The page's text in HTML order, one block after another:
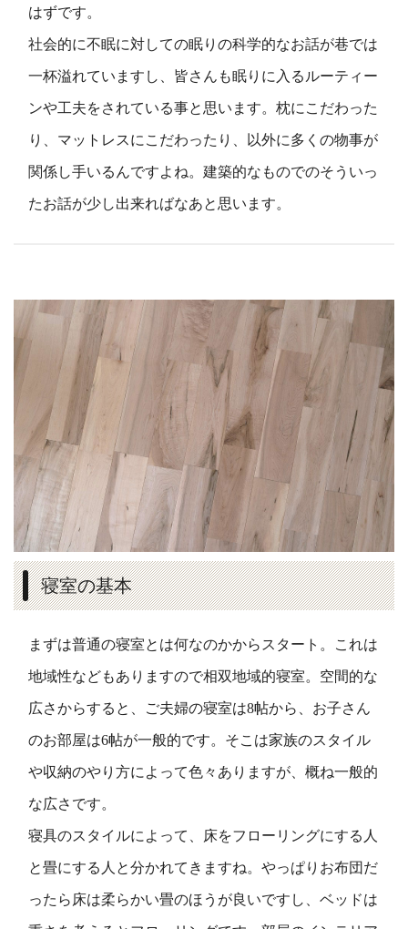
はずです。
社会的に不眠に対しての眠りの科学的なお話が巷では
一杯溢れていますし、皆さんも眠りに入るルーティー
ンや工夫をされている事と思います。枕にこだわった
り、マットレスにこだわったり、以外に多くの物事が
関係し手いるんですよね。建築的なものでのそういっ
たお話が少し出来ればなあと思います。
寝室の基本
まずは普通の寝室とは何なのかからスタート。これは
地域性などもありますので相双地域的寝室。空間的な
広さからすると、ご夫婦の寝室は8帖から、お子さん
のお部屋は6帖が一般的です。そこは家族のスタイル
や収納のやり方によって色々ありますが、概ね一般的
な広さです。
寝具のスタイルによって、床をフローリングにする人
と畳にする人と分かれてきますね。やっぱりお布団だ
ったら床は柔らかい畳のほうが良いですし、ベッドは